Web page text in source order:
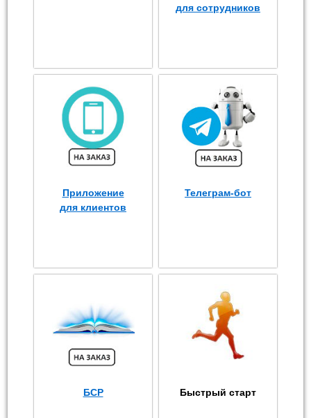
для сотрудников
Приложение
для клиентов
Телеграм-бот
БСР Быстрый старт